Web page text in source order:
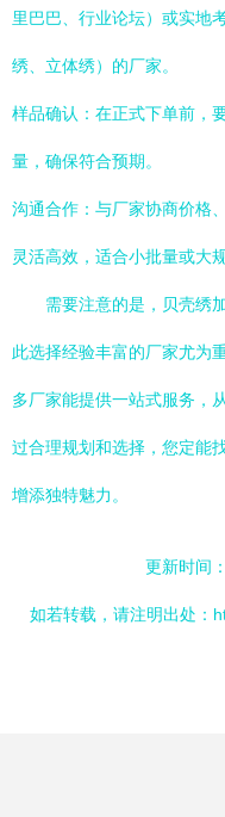
里巴巴、行业论坛）或实地
绣、立体绣）的厂家。
样品确认：在正式下单前，
量，确保符合预期。
沟通合作：与厂家协商价格
灵活高效，适合小批量或大
需要注意的是，贝壳绣
此选择经验丰富的厂家尤为
多厂家能提供一站式服务，
过合理规划和选择，您定能
增添独特魅力。
更新时间
如若转载，请注明出处：